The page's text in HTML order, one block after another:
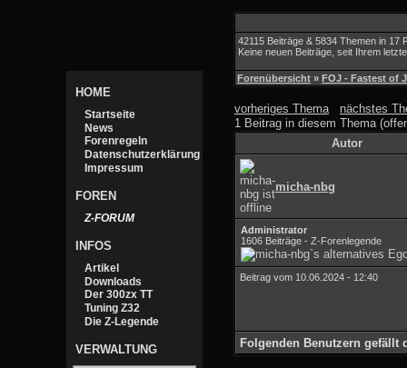
HOME
Startseite
News
Forenregeln
Datenschutzerklärung
Impressum
FOREN
Z-FORUM
INFOS
Artikel
Downloads
Der 300zx TT
Tuning Z32
Die Z-Legende
VERWALTUNG
42115 Beiträge & 5834 Themen in 17
Keine neuen Beiträge, seit Ihrem
Forenübersicht » FOJ - Fastest of
vorheriges Thema
nächstes
1 Beitrag in diesem Thema
Autor
micha-nbg
Administrator
1606 Beiträge - Z-Forenlegende
Beitrag vom 10.06.2024 - 12:40
Folgenden Benutzern gefällt